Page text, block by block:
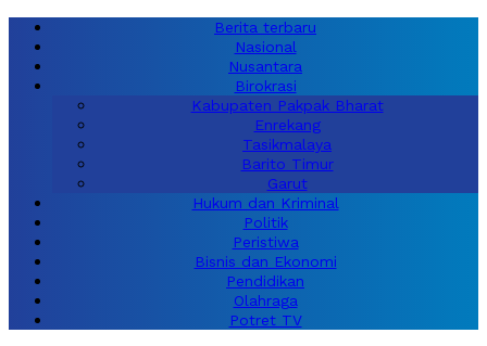
Berita terbaru
Nasional
Nusantara
Birokrasi
Kabupaten Pakpak Bharat
Enrekang
Tasikmalaya
Barito Timur
Garut
Hukum dan Kriminal
Politik
Peristiwa
Bisnis dan Ekonomi
Pendidikan
Olahraga
Potret TV